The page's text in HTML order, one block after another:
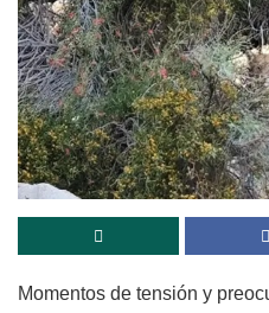
Momentos de tensión y